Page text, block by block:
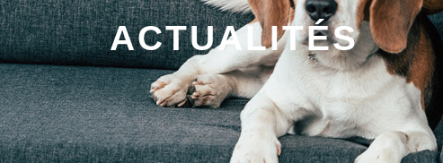
ACTUALITÉS